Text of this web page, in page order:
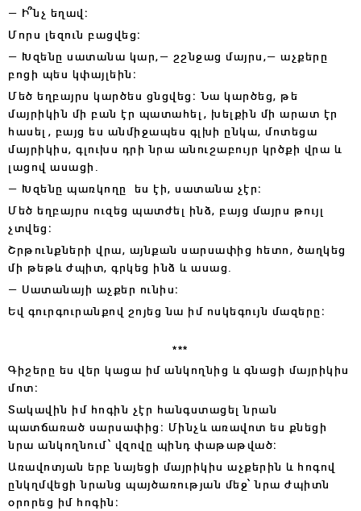
— Ի՞նչ եղավ։
Մորս լեզուն բացվեց։
— Խզենը սատանա կար,— շշնջաց մայրս,— աչքերը
բոցի պես կփայլեին։
Մեծ եղբայրս կարծես ցնցվեց։ Նա կարծեց, թե
մայրիկին մի բան էր պատահել, խելքին մի արատ էր
հասել, բայց ես անմիջապես գլխի ընկա, մոտեցա
մայրիկիս, գլուխս դրի նրա անուշաբույր կրծքի վրա և
լացով ասացի․
— Խզենը պառկողը ես էի, սատանա չէր։
Մեծ եղբայրս ուզեց պատժել ինձ, բայց մայրս թույլ
չտվեց։
Շրթունքների վրա, այնքան սարսափից հետո, ծաղկեց
մի թեթև ժպիտ, գրկեց ինձ և ասաց.
— Սատանայի աչքեր ունիս։
Եվ գուրգուրանքով շոյեց նա իմ ոսկեգույն մազերը։
***
Գիշերը ես վեր կացա իմ անկողնից և գնացի մայրիկիս
մոտ։
Տակավին իմ հոգին չէր հանգստացել նրան
պատճառած սարսափից։ Մինչև առավոտ ես քնեցի
նրա անկողնում՝ վզովը պինդ փաթաթված։
Առավոտյան երբ նայեցի մայրիկիս աչքերին և հոգով
ընկղմվեցի նրանց պայծառության մեջ՝ նրա ժպիտն
օրորեց իմ հոգին։